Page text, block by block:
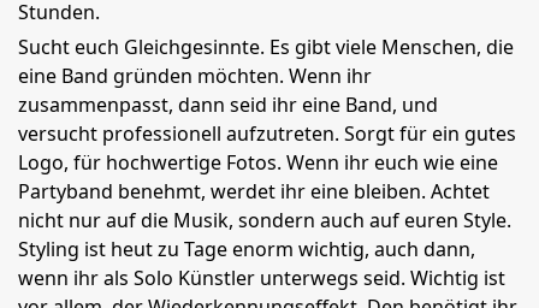
Stunden.
Sucht euch Gleichgesinnte. Es gibt viele Menschen, die
eine Band gründen möchten. Wenn ihr
zusammenpasst, dann seid ihr eine Band, und
versucht professionell aufzutreten. Sorgt für ein gutes
Logo, für hochwertige Fotos. Wenn ihr euch wie eine
Partyband benehmt, werdet ihr eine bleiben. Achtet
nicht nur auf die Musik, sondern auch auf euren Style.
Styling ist heut zu Tage enorm wichtig, auch dann,
wenn ihr als Solo Künstler unterwegs seid. Wichtig ist